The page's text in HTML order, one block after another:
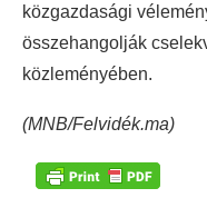
közgazdasági
összehangolják
közleményében.
(MNB/Felvidék.ma)